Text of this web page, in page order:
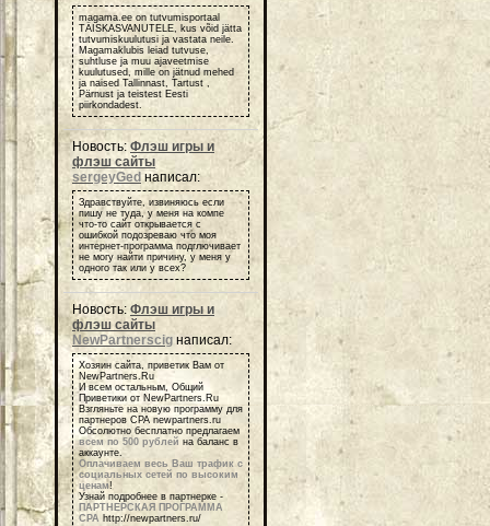
magama.ee on tutvumisportaal
TÄISKASVANUTELE, kus võid jätta
tutvumiskuulutusi ja vastata neile.
Magamaklubis leiad tutvuse,
suhtluse ja muu ajaveetmise
kuulutused, mille on jätnud mehed
ja naised Tallinnast, Tartust ,
Pärnust ja teistest Eesti
piirkondadest.
Новость: Флэш игры и
флэш сайты
sergeyGed написал:
Здравствуйте, извиняюсь если
пишу не туда, у меня на компе
что-то сайт открывается с
ошибкой подозреваю что моя
интернет-программа подглючивает
не могу найти причину, у меня у
одного так или у всех?
Новость: Флэш игры и
флэш сайты
NewPartnerscig написал:
Хозяин сайта, приветик Вам от
NewPartners.Ru
И всем остальным, Общий
Приветики от NewPartners.Ru
Взгляньте на новую программу для
партнеров СРА newpartners.ru
Обсолютно бесплатно предлагаем
всем по 500 рублей на баланс в
аккаунте.
Оплачиваем весь Ваш трафик с
социальных сетей по высоким
ценам!
Узнай подробнее в партнерке -
ПАРТНЕРСКАЯ ПРОГРАММА
СРА http://newpartners.ru/